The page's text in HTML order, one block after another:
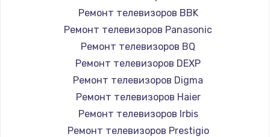
Заказать
Замена картридера
890 руб.
Заказать
Замена микросхемы NFC
Ремонт телевизоров BBK
Ремонт телевизоров Panasonic
Ремонт телевизоров BQ
Ремонт телевизоров DEXP
Ремонт телевизоров Digma
Ремонт телевизоров Haier
Ремонт телевизоров Irbis
Ремонт телевизоров Prestigio